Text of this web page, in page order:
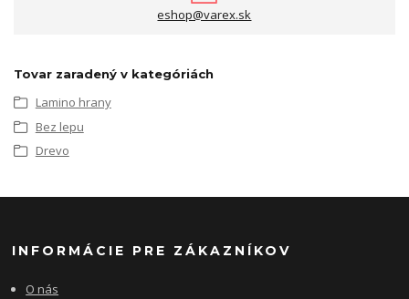
eshop@varex.sk
Tovar zaradený v kategóriách
Lamino hrany
Bez lepu
Drevo
INFORMÁCIE PRE ZÁKAZNÍKOV
O nás